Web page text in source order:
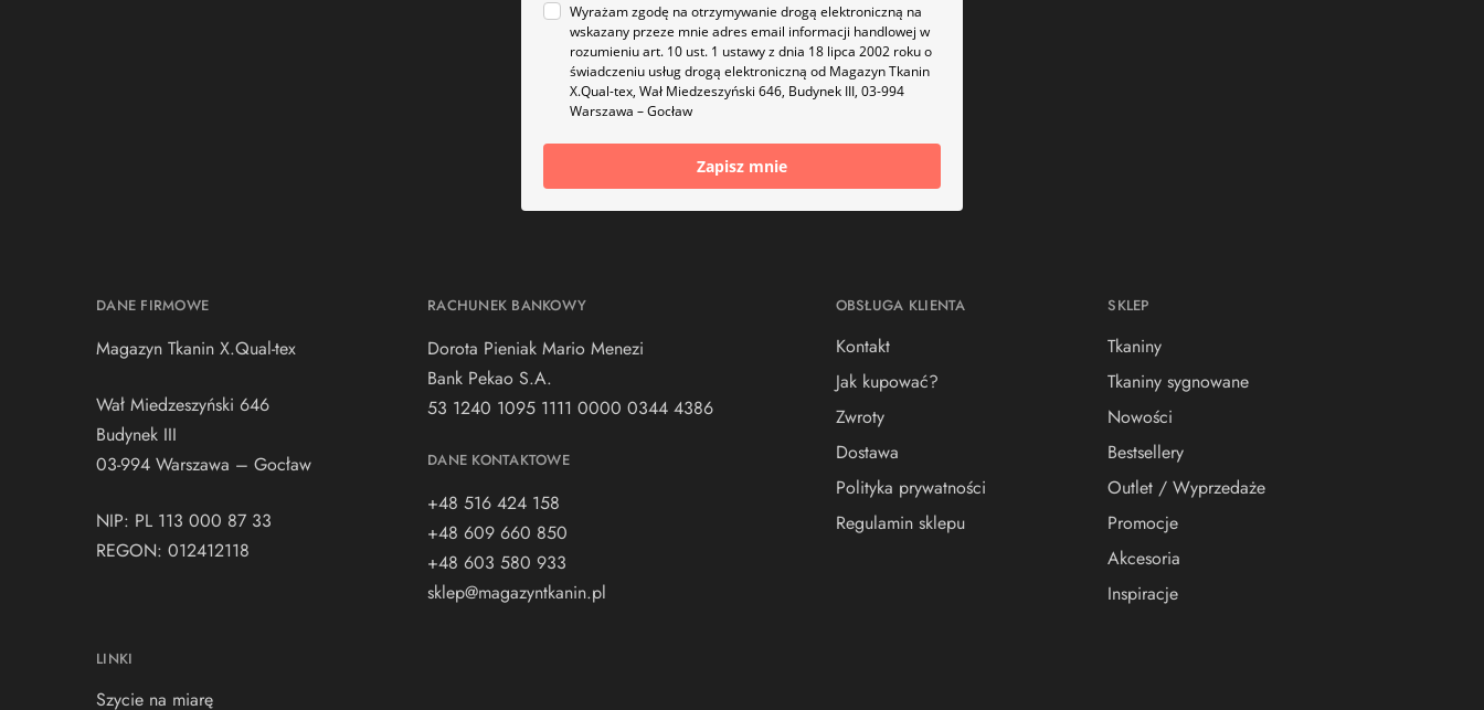
Wyrażam zgodę na otrzymywanie drogą elektroniczną na
wskazany przeze mnie adres email informacji handlowej w
rozumieniu art. 10 ust. 1 ustawy z dnia 18 lipca 2002 roku o
świadczeniu usług drogą elektroniczną od Magazyn Tkanin
X.Qual-tex, Wał Miedzeszyński 646, Budynek III, 03-994
Warszawa – Gocław
Zapisz mnie
DANE FIRMOWE
Magazyn Tkanin X.Qual-tex
Wał Miedzeszyński 646
Budynek III
03-994 Warszawa – Gocław
NIP: PL 113 000 87 33
REGON: 012412118
LINKI
Szycie na miarę
RACHUNEK BANKOWY
Dorota Pieniak Mario Menezi
Bank Pekao S.A.
53 1240 1095 1111 0000 0344 4386
DANE KONTAKTOWE
+48 516 424 158
+48 609 660 850
+48 603 580 933
sklep@magazyntkanin.pl
OBSŁUGA KLIENTA
Kontakt
Jak kupować?
Zwroty
Dostawa
Polityka prywatności
Regulamin sklepu
SKLEP
Tkaniny
Tkaniny sygnowane
Nowości
Bestsellery
Outlet / Wyprzedaże
Promocje
Akcesoria
Inspiracje